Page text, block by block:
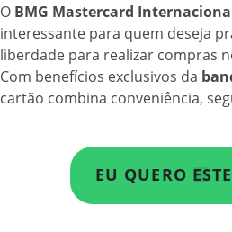
O BMG Mastercard
interessante para quem deseja
liberdade para realizar compras
Com benefícios exclusivos da
cartão combina conveniência,
EU QUERO